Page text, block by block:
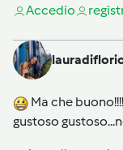
Accedio
Ma che
gustoso